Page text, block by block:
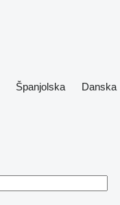
Španjolska
Danska